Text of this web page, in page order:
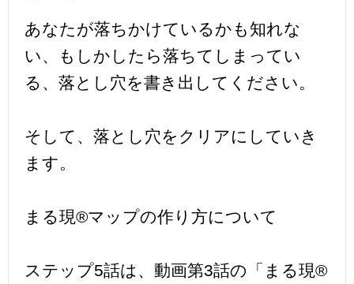
あなたが落ちかけているかも知れな
い、もしかしたら落ちてしまってい
る、落とし穴を書き出してください。
そして、落とし穴をクリアにしていき
ます。
まる現®マップの作り方について
ステップ5話は、動画第3話の「まる現®